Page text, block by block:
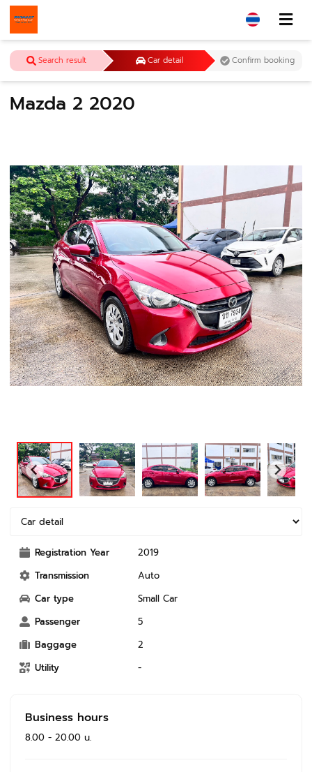
Search result Car detail Confirm booking
Mazda 2 2020
Registration Year
2019
Transmission
Auto
Car type
Small Car
Passenger
5
Baggage
2
Utility
-
Business hours
8.00 - 20.00 น.